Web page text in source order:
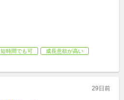
短時間でも可
成長意欲が高い
29日前